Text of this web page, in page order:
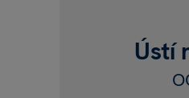
TO CHCI
Ústí